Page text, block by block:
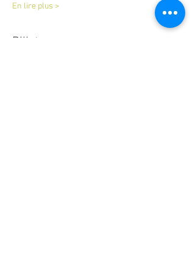
En lire plus >
Billets